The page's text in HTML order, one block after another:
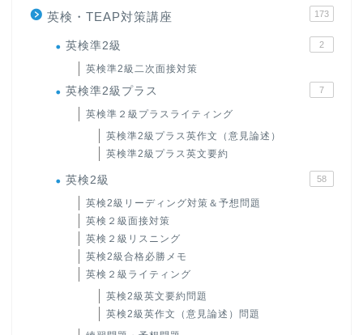
英検・TEAP対策講座 173
英検準2級 2
英検準2級二次面接対策
英検準2級プラス 7
英検準２級プラスライティング
英検準2級プラス英作文（意見論述）
英検準2級プラス英文要約
英検2級 58
英検2級リーディング対策＆予想問題
英検２級面接対策
英検２級リスニング
英検2級合格必勝メモ
英検２級ライティング
英検2級英文要約問題
英検2級英作文（意見論述）問題